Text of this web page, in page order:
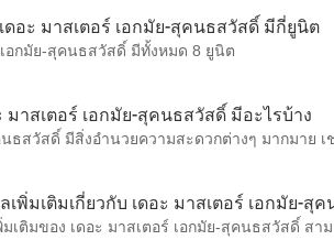
อะ มาสเตอร์ เอกมัย-สุคนธสวัสดิ์ มีกี่ยูนิต
เอกมัย-สุคนธสวัสดิ์ มีทั้งหมด 8 ยูนิต
าสเตอร์ เอกมัย-สุคนธสวัสดิ์ มีอะไรบ้าง
นธสวัสดิ์ มีสิ่งอำนวยความสะดวกต่างๆ มากมาย
มเติมเกี่ยวกับ เดอะ มาสเตอร์ เอกมัย-สุค
เติมของ เดอะ มาสเตอร์ เอกมัย-สุคนธสวัสดิ์ สา